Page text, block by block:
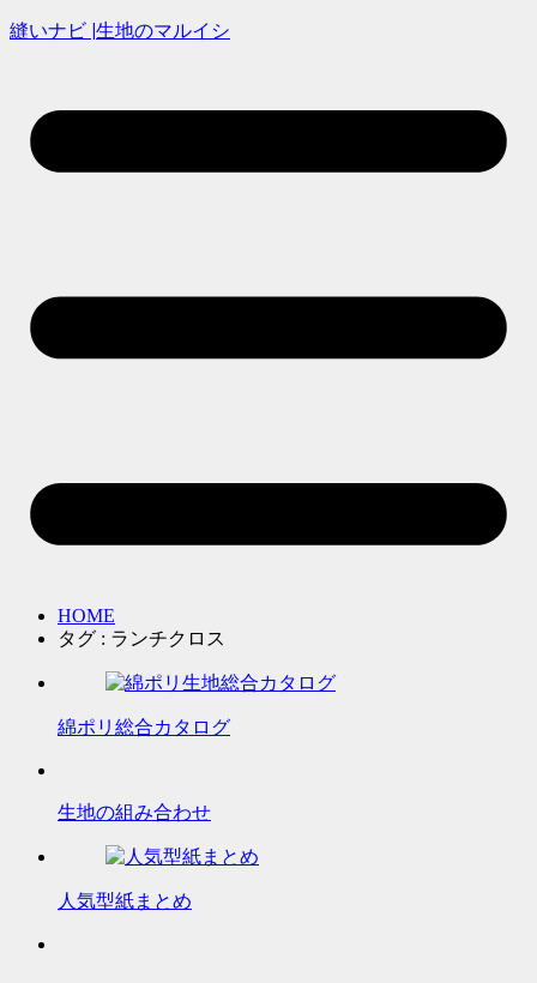
縫いナビ |生地のマルイシ
HOME
タグ : ランチクロス
綿ポリ総合カタログ
生地の組み合わせ
人気型紙まとめ